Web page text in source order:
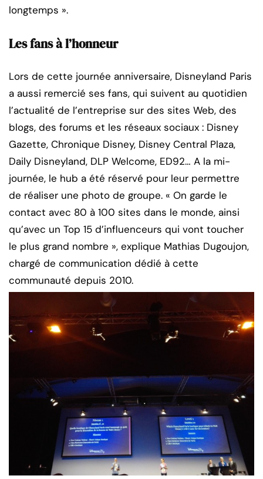
longtemps ».
Les fans à l’honneur
Lors de cette journée anniversaire, Disneyland Paris
a aussi remercié ses fans, qui suivent au quotidien
l’actualité de l’entreprise sur des sites Web, des
blogs, des forums et les réseaux sociaux : Disney
Gazette, Chronique Disney, Disney Central Plaza,
Daily Disneyland, DLP Welcome, ED92… A la mi-
journée, le hub a été réservé pour leur permettre
de réaliser une photo de groupe. « On garde le
contact avec 80 à 100 sites dans le monde, ainsi
qu’avec un Top 15 d’influenceurs qui vont toucher
le plus grand nombre », explique Mathias Dugoujon,
chargé de communication dédié à cette
communauté depuis 2010.